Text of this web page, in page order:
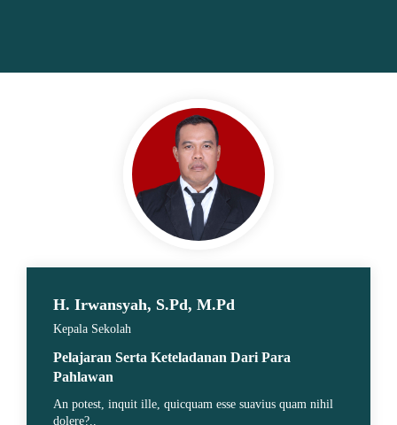
H. Irwansyah, S.Pd, M.Pd
Kepala Sekolah
Pelajaran Serta Keteladanan Dari Para
Pahlawan
An potest, inquit ille, quicquam esse suavius quam nihil
dolere?..